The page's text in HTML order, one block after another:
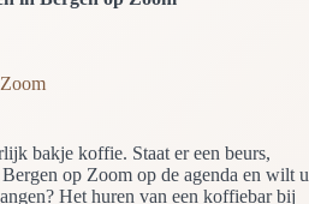
bakje koffie. Staat er een beurs,
op Zoom op de agenda en wilt u
Het huren van een koffiebar bij